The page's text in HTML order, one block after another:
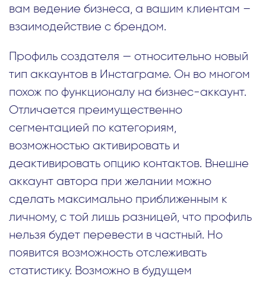
вам ведение бизнеса, а вашим клиентам –
взаимодействие с брендом.
Профиль создателя — относительно новый
тип аккаунтов в Инстаграме. Он во многом
похож по функционалу на бизнес-аккаунт.
Отличается преимущественно
сегментацией по категориям,
возможностью активировать и
деактивировать опцию контактов. Внешне
аккаунт автора при желании можно
сделать максимально приближенным к
личному, с той лишь разницей, что профиль
нельзя будет перевести в частный. Но
появится возможность отслеживать
статистику. Возможно в будущем